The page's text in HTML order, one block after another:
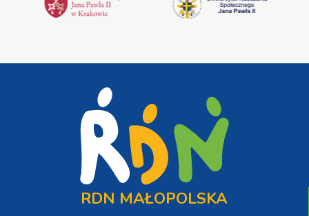
RDN MAŁOPOLSKA